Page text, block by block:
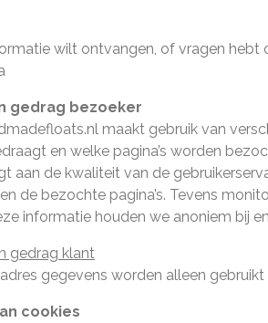
wilt ontvangen, of vragen
gedrag bezoeker
maakt gebruik van
en welke pagina’s worden
aan de kwaliteit van de
de bezochte pagina’s. Tevens
informatie houden we anoniem bij
gedrag klant
gegevens worden alleen
cookies